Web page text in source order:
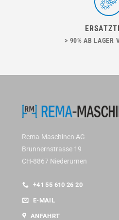
> 90% AB LAGER
Rema-Maschinen AG
Brunnernstrasse 19
CH-8867 Niederurnen
+41 55 610 26 20
E-MAIL
ANFAHRT